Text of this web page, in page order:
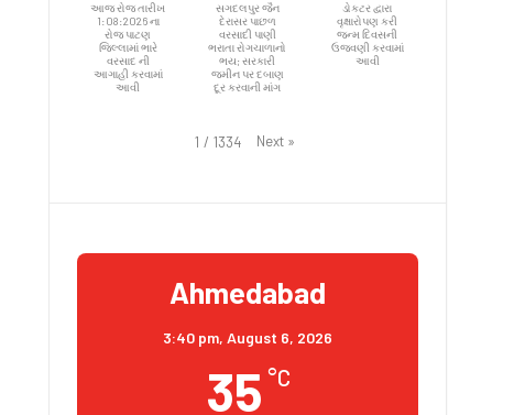
આજ રોજ તારીખ
1:08:2026 ના
રોજ પાટણ
જિલ્લામાં ભારે
વરસાદ ની
આગાહી કરવામાં
આવી
સગદલપુર જૈન
દેરાસર પાછળ
વરસાદી પાણી
ભરાતા રોગચાળાનો
ભય; સરકારી
જમીન પર દબાણ
દૂર કરવાની માંગ
ડોકટર દ્વારા
વૃક્ષારોપણ કરી
જન્મ દિવસની
ઉજવણી કરવામાં
આવી
1 / 1334 Next »
Ahmedabad
3:40 pm, August 6, 2026
35 °C